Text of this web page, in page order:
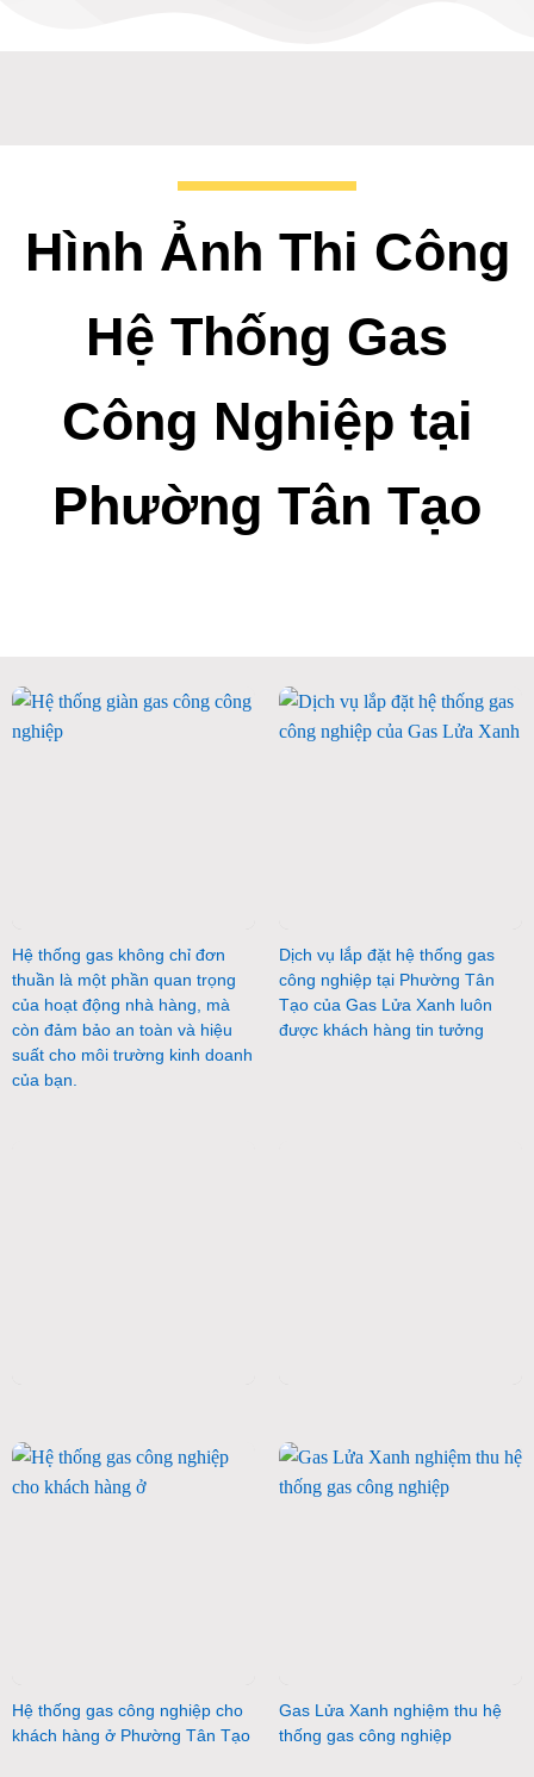
Hình Ảnh Thi Công
Hệ Thống Gas
Công Nghiệp tại
Phường Tân Tạo
Hệ thống gas không chỉ đơn
thuần là một phần quan trọng
của hoạt động nhà hàng, mà
còn đảm bảo an toàn và hiệu
suất cho môi trường kinh doanh
của bạn.
Dịch vụ lắp đặt hệ thống gas
công nghiệp tại Phường Tân
Tạo của Gas Lửa Xanh luôn
được khách hàng tin tưởng
Hệ thống gas công nghiệp cho
khách hàng ở Phường Tân Tạo
Gas Lửa Xanh nghiệm thu hệ
thống gas công nghiệp